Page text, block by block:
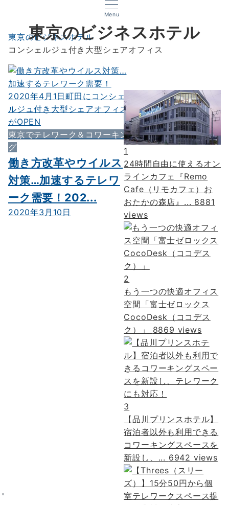
Menu
東京のビジネスホテル
東京のビジネスホテル
コンシェルジュ付き大型シェアオフィス
東京でテレワーク＆コワーキン
グ
働き方改革やウイルス
対策…加速するテレワ
ーク需要！202...
2020年3月10日
1
24時間自由に使えるオン
ラインカフェ『Remo
Cafe（リモカフェ）お
おたかの森店』... 8881
views
2
もう一つの快適オフィス
空間「富士ゼロックス
CocoDesk（ココデス
ク）」 8869 views
3
【品川プリンスホテル】
宿泊者以外も利用できる
コワーキングスペースを
新設し、... 6942 views